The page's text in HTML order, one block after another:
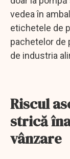
vedea în
etichetele de
pachetelor de
de industria
Riscul
strică
vânzare